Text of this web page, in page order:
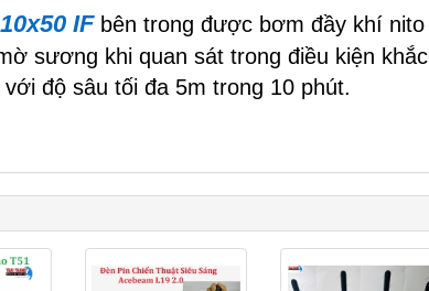
IFbên trong được bơm đầy khí nito
sương khi quan sát trong điều kiện khắc
độ sâu tối đa 5m trong 10 phút.